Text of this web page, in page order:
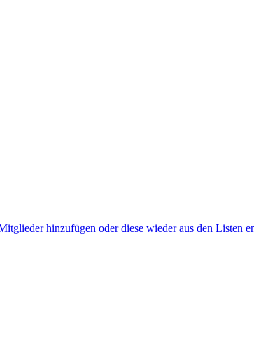
hinzufügen oder diese wieder aus den Listen